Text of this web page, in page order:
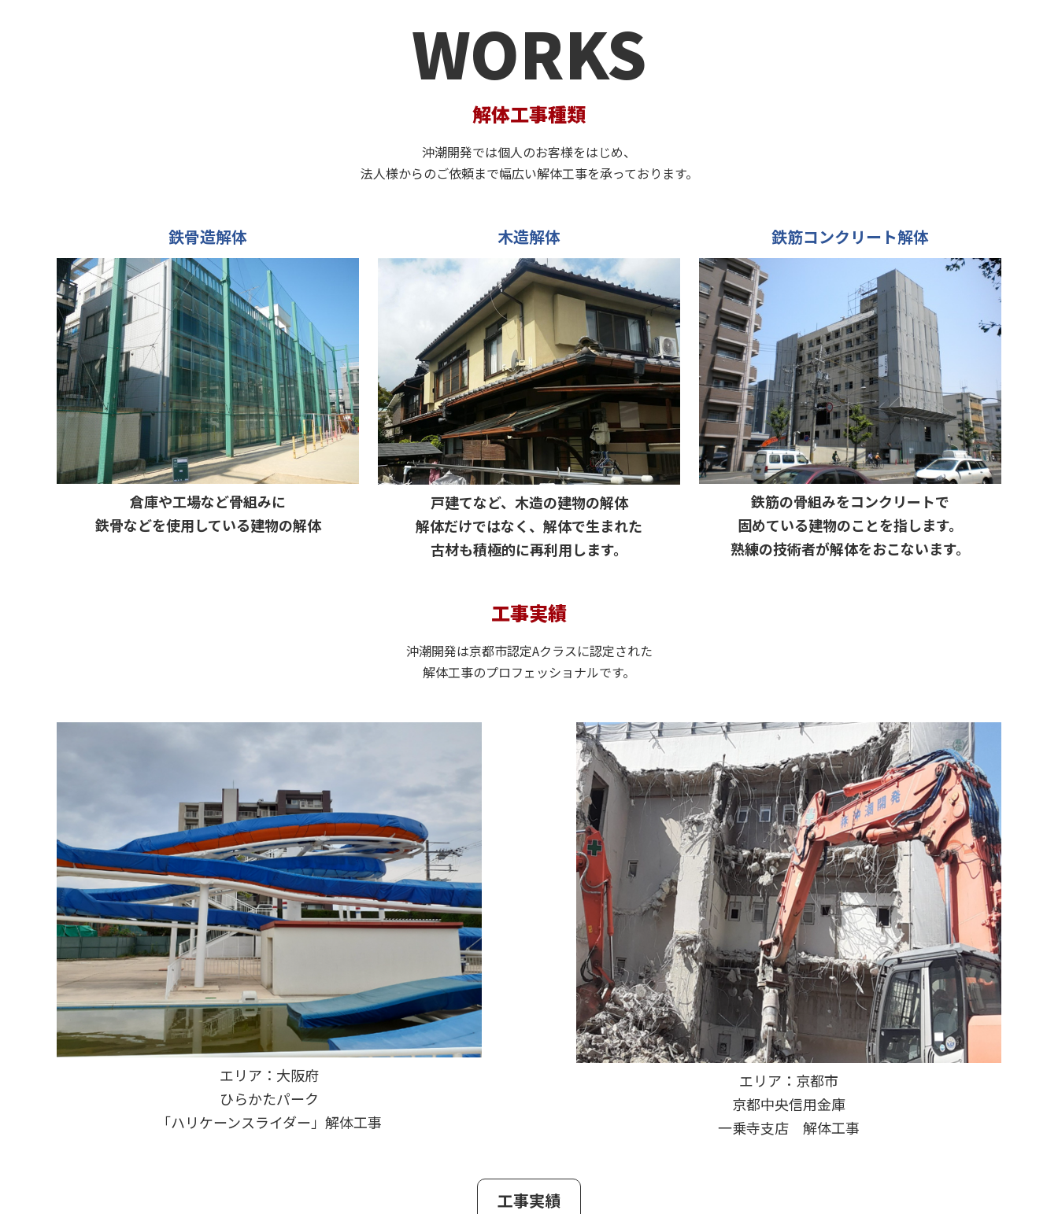
WORKS
解体工事種類
沖潮開発では個人のお客様をはじめ、
法人様からのご依頼まで幅広い解体工事を承っております。
鉄骨造解体
倉庫や工場など骨組みに
鉄骨などを使用している建物の解体
木造解体
戸建てなど、木造の建物の解体
解体だけではなく、解体で生まれた
古材も積極的に再利用します。
鉄筋コンクリート解体
鉄筋の骨組みをコンクリートで
固めている建物のことを指します。
熟練の技術者が解体をおこないます。
工事実績
沖潮開発は京都市認定Aクラスに認定された
解体工事のプロフェッショナルです。
エリア：大阪府
ひらかたパーク
「ハリケーンスライダー」解体工事
エリア：京都市
京都中央信用金庫
一乗寺支店 解体工事
工事実績